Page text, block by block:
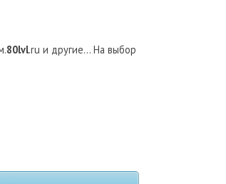
80lvl.ru и другие... На выбор